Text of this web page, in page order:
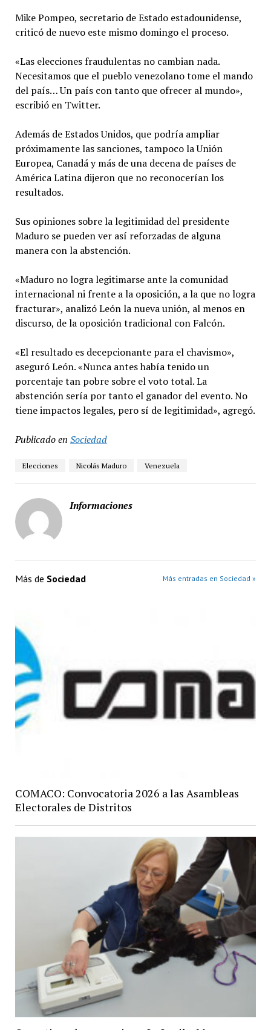
Mike Pompeo, secretario de Estado estadounidense,
criticó de nuevo este mismo domingo el proceso.
«Las elecciones fraudulentas no cambian nada.
Necesitamos que el pueblo venezolano tome el mando
del país… Un país con tanto que ofrecer al mundo»,
escribió en Twitter.
Además de Estados Unidos, que podría ampliar
próximamente las sanciones, tampoco la Unión
Europea, Canadá y más de una decena de países de
América Latina dijeron que no reconocerían los
resultados.
Sus opiniones sobre la legitimidad del presidente
Maduro se pueden ver así reforzadas de alguna
manera con la abstención.
«Maduro no logra legitimarse ante la comunidad
internacional ni frente a la oposición, a la que no logra
fracturar», analizó León la nueva unión, al menos en
discurso, de la oposición tradicional con Falcón.
«El resultado es decepcionante para el chavismo»,
aseguró León. «Nunca antes había tenido un
porcentaje tan pobre sobre el voto total. La
abstención sería por tanto el ganador del evento. No
tiene impactos legales, pero sí de legitimidad», agregó.
Publicado en Sociedad
Elecciones Nicolás Maduro Venezuela
Informaciones
Más de Sociedad Más entradas en Sociedad »
COMACO: Convocatoria 2026 a las Asambleas
Electorales de Distritos